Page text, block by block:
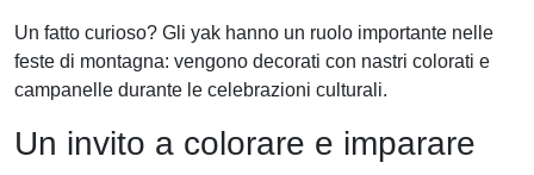
Un fatto curioso? Gli yak hanno un ruolo importante nelle
feste di montagna: vengono decorati con nastri colorati e
campanelle durante le celebrazioni culturali.
Un invito a colorare e imparare